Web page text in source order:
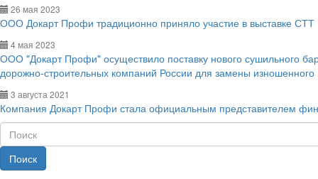
26 мая 2023
ООО Докарт Профи традиционно приняло участие в выставке СТТ
4 мая 2023
ООО "Докарт Профи" осуществило поставку нового сушильного
дорожно-строительных компаний России для замены
3 августа 2021
Компания Докарт Профи стала официальным представителем
Поиск